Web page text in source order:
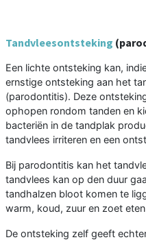
Tandvleesontsteking
Een lichte ontsteking kan,
ernstige ontsteking aan het
(parodontitis). Deze
ophopen rondom tanden en
bacteriën in de tandplak
tandvlees irriteren en een
Bij parodontitis kan het
tandvlees kan op den duur
tandhalzen bloot komen te
warm, koud, zuur en zoet
De ontsteking zelf geeft